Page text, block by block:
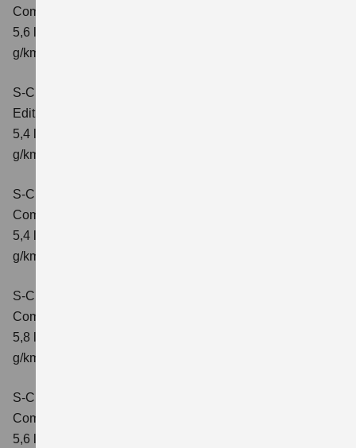
Comfort+
5,6 l/100km; kombinierter Wert der CO₂-Emission: 127
g/km; CO₂-Klasse: D
S-Cross 1.4 BOOSTERJET HYBRID
Edition
5,4 l/100 km; kombinierter Wert der CO2-Emission: 121
g/km; CO2-Klasse: D
S-Cross 1.4 BOOSTERJET HYBRID
Comfort
5,4 l/100 km; kombinierter Wert der CO2-Emission: 121
g/km; CO2-Klasse: D
S-Cross 1.4 BOOSTERJET HYBRID AT
Comfort
5,8 l/100 km; kombinierter Wert der CO2-Emission: 132
g/km; CO2-Klasse: D
S-Cross 1.4 BOOSTERJET HYBRID ALLGRIP
Comfort
5,6 l/100 km; kombinierter Wert der CO2-Emission: 131